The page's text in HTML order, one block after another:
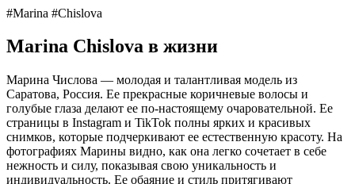
#Marina #Chislova
Marina Chislova в жизни
Марина Числова — молодая и талантливая модель из
Саратова, Россия. Ее прекрасные коричневые волосы и
голубые глаза делают ее по-настоящему очаровательной. Ее
страницы в Instagram и TikTok полны ярких и красивых
снимков, которые подчеркивают ее естественную красоту. На
фотографиях Марины видно, как она легко сочетает в себе
нежность и силу, показывая свою уникальность и
индивидуальность. Ее обаяние и стиль притягивают